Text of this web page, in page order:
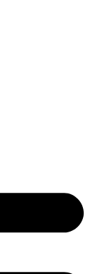
– expo-eilat.co.il